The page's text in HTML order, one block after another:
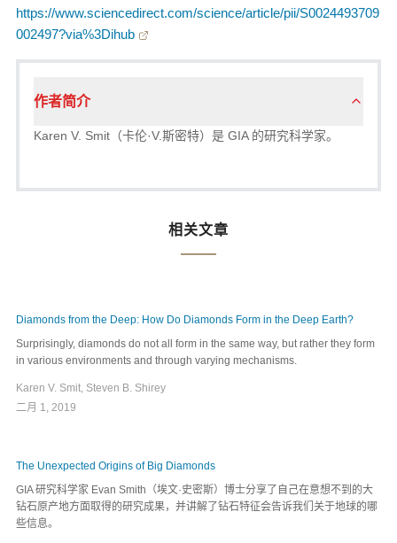
https://www.sciencedirect.com/science/article/pii/S0024493709
002497?via%3Dihub
作者简介
Karen V. Smit（卡伦·V.斯密特）是 GIA 的研究科学家。
相关文章
Diamonds from the Deep: How Do Diamonds Form in the Deep Earth?
Surprisingly, diamonds do not all form in the same way, but rather they form
in various environments and through varying mechanisms.
Karen V. Smit, Steven B. Shirey
二月 1, 2019
The Unexpected Origins of Big Diamonds
GIA 研究科学家 Evan Smith（埃文·史密斯）博士分享了自己在意想不到的大
钻石原产地方面取得的研究成果，并讲解了钻石特征会告诉我们关于地球的哪
些信息。